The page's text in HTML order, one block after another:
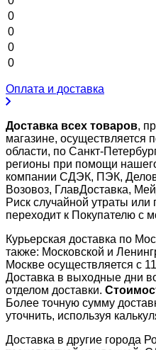
0
0
0
0
Оплата и доставка
Доставка всех товаров,
магазине, осуществляется
области, по Санкт-
регионы при помощи
компании СДЭК, ПЭК,
Возовоз, ГлавДоставка,
Риск случайной утраты
переходит к Покупателю с
Курьерская доставка по
также: Московской и
Москве осуществляется с
Доставка в выходные дни
отделом доставки.
Более точную сумму
уточнить, используя
Доставка в другие города